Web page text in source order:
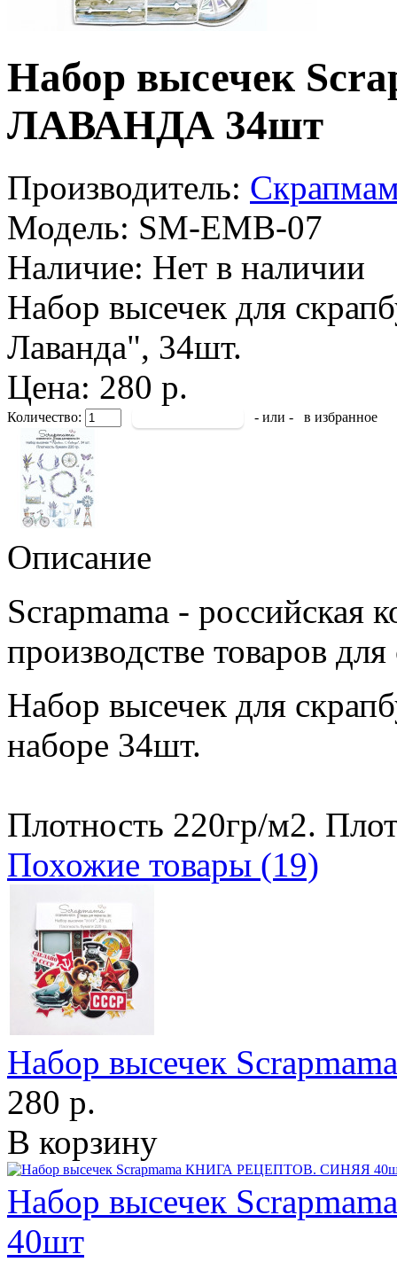
Набор высечек
ЛАВАНДА 34шт
Производитель:
Модель: SM-EMB-07
Наличие: Нет в наличии
Набор высечек для
Лаванда", 34шт.
Цена: 280 р.
Количество: - или - в избранное
Описание
Scrapmama - российская
производстве товаров
Набор высечек для
наборе 34шт.
Плотность 220гр/м2.
Похожие товары (19)
Набор высечек
280 р.
В корзину
Набор высечек
40шт